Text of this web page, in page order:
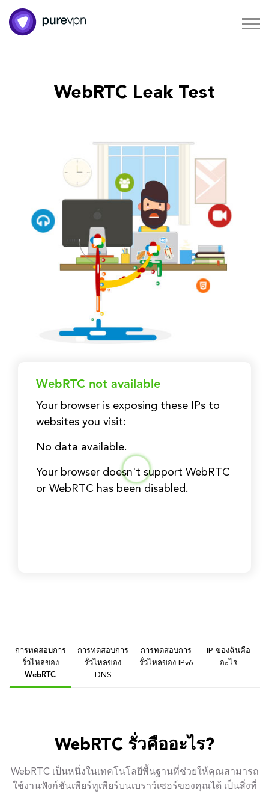
WebRTC Leak Test
WebRTC not available
Your browser is exposing these IPs to
websites you visit:
No data available.
Your browser doesn't support WebRTC
or WebRTC has been disabled.
การทดสอบการ
รั่วไหลของ
WebRTC
การทดสอบการ
รั่วไหลของ
DNS
การทดสอบการ
รั่วไหลของ IPv6
IP ของฉันคือ
อะไร
WebRTC รั่วคืออะไร?
WebRTC เป็นหนึ่งในเทคโนโลยีพื้นฐานที่ช่วยให้คุณสามารถ
ใช้งานฟังก์ชันเพียร์ทูเพียร์บนเบราว์เซอร์ของคุณได้ เป็นสิ่งที่